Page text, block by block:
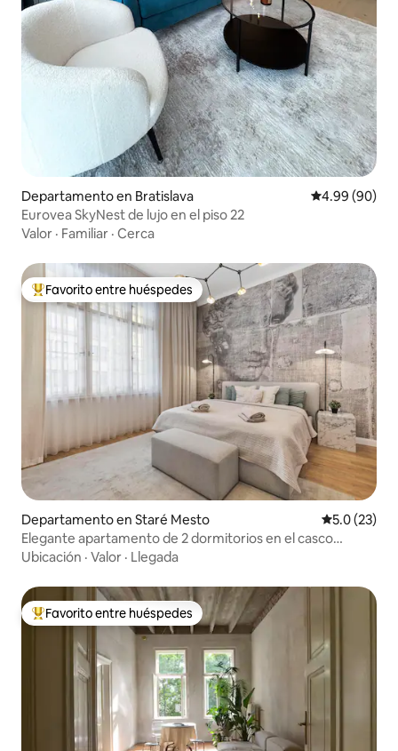
Departamento en Bratislava Calificación
4.99 (90)
Eurovea SkyNest de lujo en el piso 22
Valor · Familiar · Cerca
De los mejores en Favorito entre huéspedes
Favorito entre huéspedes
Departamento en Staré Mesto Calificación
5.0 (23)
Elegante apartamento de 2 dormitorios en el casco
antiguo
Ubicación · Valor · Llegada
De los mejores en Favorito entre huéspedes
Favorito entre huéspedes